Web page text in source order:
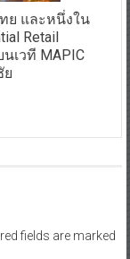
ย และหนึ่งใน
Retail
นเวที MAPIC
ย
fields are marked